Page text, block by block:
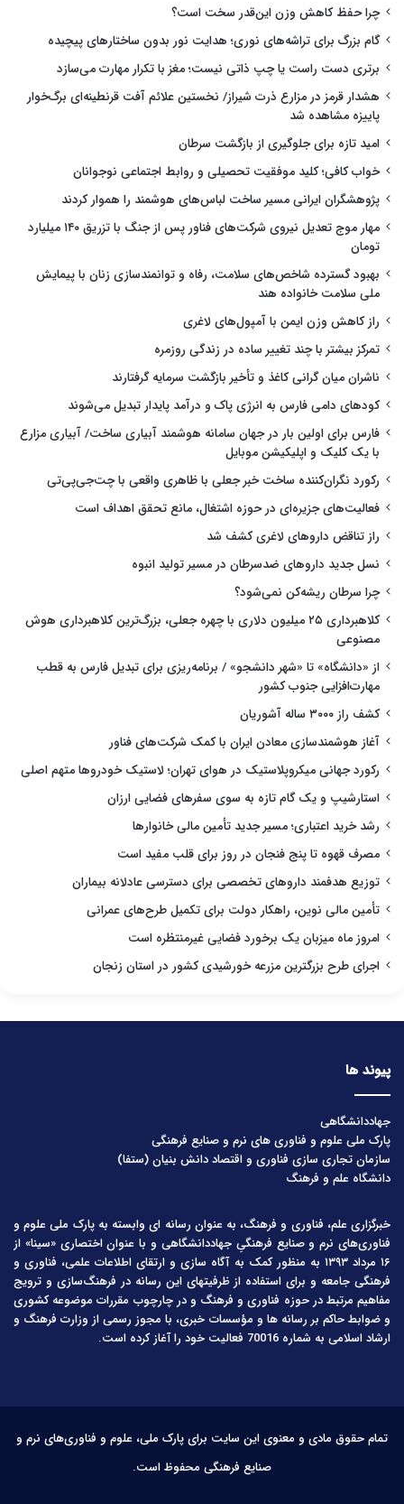
چرا حفظ کاهش وزن این‌قدر سخت است؟
گام بزرگ برای تراشه‌های نوری؛ هدایت نور بدون ساختارهای پیچیده
برتری دست راست یا چپ ذاتی نیست؛ مغز با تکرار مهارت می‌سازد
هشدار قرمز در مزارع ذرت شیراز/ نخستین علائم آفت قرنطینه‌ای برگ‌خوار
پاییزه مشاهده شد
امید تازه برای جلوگیری از بازگشت سرطان
خواب کافی؛ کلید موفقیت تحصیلی و روابط اجتماعی نوجوانان
پژوهشگران ایرانی مسیر ساخت لباس‌های هوشمند را هموار کردند
مهار موج تعدیل نیروی شرکت‌های فناور پس از جنگ با تزریق ۱۴۰ میلیارد
تومان
بهبود گسترده شاخص‌های سلامت، رفاه و توانمندسازی زنان با پیمایش
ملی سلامت خانواده هند
راز کاهش وزن ایمن با آمپول‌های لاغری
تمرکز بیشتر با چند تغییر ساده در زندگی روزمره
ناشران میان گرانی کاغذ و تأخیر بازگشت سرمایه گرفتارند
کودهای دامی فارس به انرژی پاک و درآمد پایدار تبدیل می‌شوند
فارس برای اولین بار در جهان سامانه هوشمند آبیاری ساخت/ آبیاری مزارع
با یک کلیک و اپلیکیشن موبایل
رکورد نگران‌کننده ساخت خبر جعلی با ظاهری واقعی با چت‌جی‌پی‌تی
فعالیت‌های جزیره‌ای در حوزه اشتغال، مانع تحقق اهداف است
راز تناقض داروهای لاغری کشف شد
نسل جدید داروهای ضدسرطان در مسیر تولید انبوه
چرا سرطان ریشه‌کن نمی‌شود؟
کلاهبرداری ۲۵ میلیون دلاری با چهره جعلی، بزرگ‌ترین کلاهبرداری هوش
مصنوعی
از «دانشگاه» تا «شهر دانشجو» / برنامه‌ریزی برای تبدیل فارس به قطب
مهارت‌افزایی جنوب کشور
کشف راز ۳۰۰۰ ساله آشوریان
آغاز هوشمندسازی معادن ایران با کمک شرکت‌های فناور
رکورد جهانی میکروپلاستیک در هوای تهران؛ لاستیک خودروها متهم اصلی
استارشیپ و یک گام تازه به سوی سفرهای فضایی ارزان
رشد خرید اعتباری؛ مسیر جدید تأمین مالی خانوارها
مصرف قهوه تا پنج فنجان در روز برای قلب مفید است
توزیع هدفمند داروهای تخصصی برای دسترسی عادلانه بیماران
تأمین مالی نوین، راهکار دولت برای تکمیل طرح‌های عمرانی
امروز ماه میزبان یک برخورد فضایی غیرمنتظره است
اجرای طرح بزرگترین مزرعه خورشیدی کشور در استان زنجان
پیوند ها
جهاددانشگاهی
پارک ملی علوم و فناوری های نرم و صنایع فرهنگی
سازمان تجاری سازی فناوری و اقتصاد دانش بنیان (ستفا)
دانشگاه علم و فرهنگ
خبرگزاری علم، فناوری و فرهنگ، به عنوان رسانه ای وابسته به پارک ملی علوم و
فناوری‌های نرم و صنایع فرهنگیِ جهاددانشگاهی و با عنوان اختصاری «سینا» از
۱۶ مرداد ۱۳۹۳ به منظور کمک به آگاه سازی و ارتقای اطلاعات علمی، فناوری و
فرهنگی جامعه و برای استفاده از ظرفیتهای این رسانه در فرهنگ‌سازی و ترویج
مفاهیم مرتبط در حوزه فناوری و فرهنگ و در چارچوب مقررات موضوعه کشوری
و ضوابط حاکم بر رسانه ها و مؤسسات خبری، با مجوز رسمی از وزارت فرهنگ و
ارشاد اسلامی به شماره 70016 فعالیت خود را آغاز کرده است.
تمام حقوق مادی و معنوی این سایت برای پارک ملی، علوم و فناوری‌های نرم و
صنایع فرهنگی محفوظ است.